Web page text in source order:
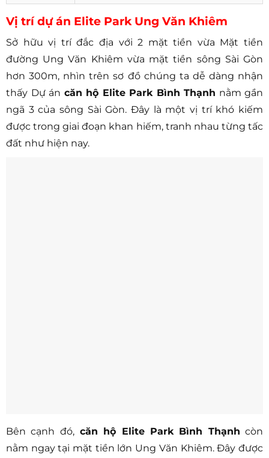
Vị trí dự án Elite Park Ung Văn Khiêm
Sở hữu vị trí đắc địa với 2 mặt tiền vừa Mặt tiền
đường Ung Văn Khiêm vừa mặt tiền sông Sài Gòn
hơn 300m, nhìn trên sơ đồ chúng ta dễ dàng nhận
thấy Dự án căn hộ Elite Park Bình Thạnh nằm gần
ngã 3 của sông Sài Gòn. Đây là một vị trí khó kiếm
được trong giai đoạn khan hiếm, tranh nhau từng tấc
đất như hiện nay.
Bên cạnh đó,căn hộ Elite Park Bình Thạnh còn
nằm ngay tại mặt tiền lớn Ung Văn Khiêm. Đây được